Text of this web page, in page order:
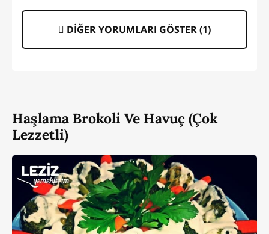
DİĞER YORUMLARI GÖSTER (1)
Haşlama Brokoli Ve Havuç (Çok
Lezzetli)